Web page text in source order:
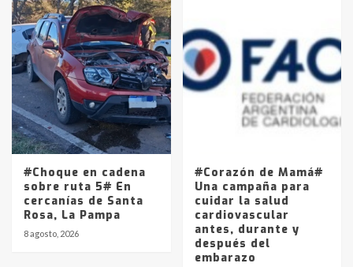
#Choque en cadena
sobre ruta 5# En
cercanías de Santa
Rosa, La Pampa
8 agosto, 2026
#Corazón de Mamá#
Una campaña para
cuidar la salud
cardiovascular
antes, durante y
después del
embarazo